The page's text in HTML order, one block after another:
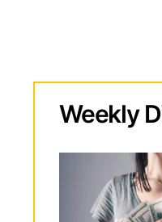
Weekly